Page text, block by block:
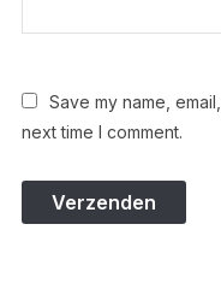
Save my name,
next time I comment.